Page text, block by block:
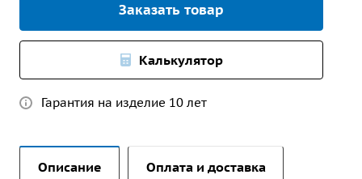
Заказать товар
Калькулятор
Гарантия на изделие 10 лет
Описание Оплата и доставка